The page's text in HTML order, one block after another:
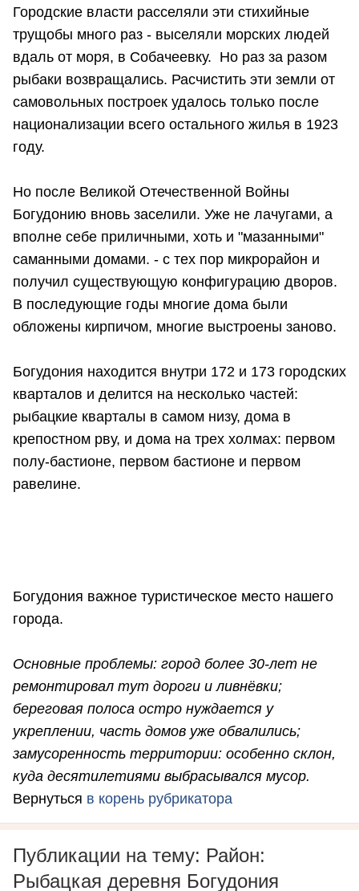
Городские власти расселяли эти стихийные
трущобы много раз - выселяли морских людей
вдаль от моря, в Собачеевку. Но раз за разом
рыбаки возвращались. Расчистить эти земли от
самовольных построек удалось только после
национализации всего остального жилья в 1923
году.
Но после Великой Отечественной Войны
Богудонию вновь заселили. Уже не лачугами, а
вполне себе приличными, хоть и "мазанными"
саманными домами. - с тех пор микрорайон и
получил существующую конфигурацию дворов.
В последующие годы многие дома были
обложены кирпичом, многие выстроены заново.
Богудония находится внутри 172 и 173 городских
кварталов и делится на несколько частей:
рыбацкие кварталы в самом низу, дома в
крепостном рву, и дома на трех холмах: первом
полу-бастионе, первом бастионе и первом
равелине.
Богудония важное туристическое место нашего
города.
Основные проблемы: город более 30-лет не
ремонтировал тут дороги и ливнёвки;
береговая полоса остро нуждается у
укреплении, часть домов уже обвалились;
замусоренность территории: особенно склон,
куда десятилетиями выбрасывался мусор.
Вернуться в корень рубрикатора
Публикации на тему: Район:
Рыбацкая деревня Богудония